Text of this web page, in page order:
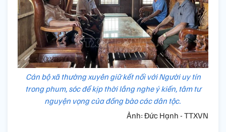
Cán bộ xã thường xuyên giữ kết nối với Người uy tín
trong phum, sóc để kịp thời lắng nghe ý kiến, tâm tư
nguyện vọng của đồng bào các dân tộc.
Ảnh: Đức Hạnh - TTXVN